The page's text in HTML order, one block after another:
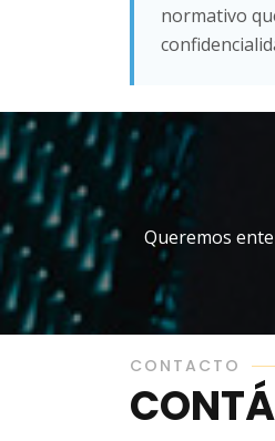
normativo
Queremos
CONTACTO